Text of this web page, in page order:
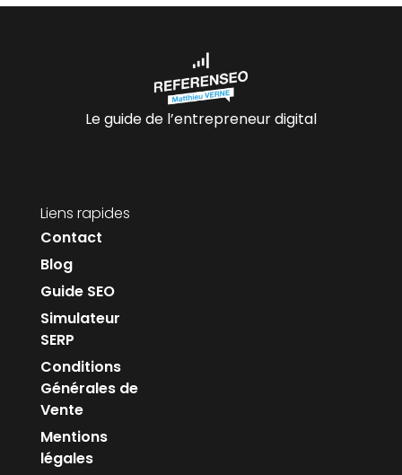
Le guide de l’entrepreneur digital
Liens rapides
Contact
Blog
Guide SEO
Simulateur
SERP
Conditions
Générales de
Vente
Mentions
légales